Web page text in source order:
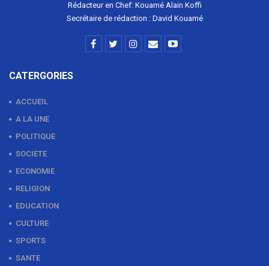
Rédacteur en Chef: Kouamé Alain Koffi
Secrétaire de rédaction : David Kouamé
CATERGORIES
ACCUEIL
A LA UNE
POLITIQUE
SOCIETE
ECONOMIE
RELIGION
EDUCATION
CULTURE
SPORTS
SANTE